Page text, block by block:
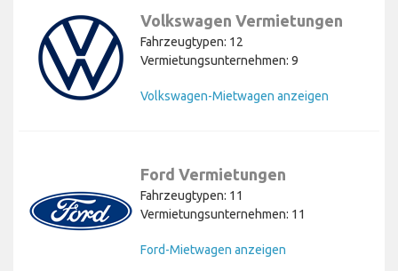
Volkswagen Vermietungen
Fahrzeugtypen: 12
Vermietungsunternehmen: 9
Volkswagen-Mietwagen anzeigen
Ford Vermietungen
Fahrzeugtypen: 11
Vermietungsunternehmen: 11
Ford-Mietwagen anzeigen